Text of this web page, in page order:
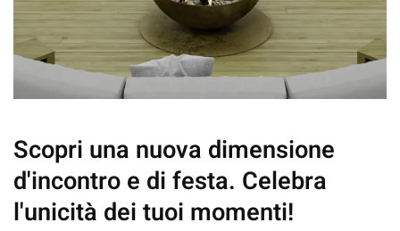
Scopri una nuova dimensione
d'incontro e di festa. Celebra
l'unicità dei tuoi momenti!